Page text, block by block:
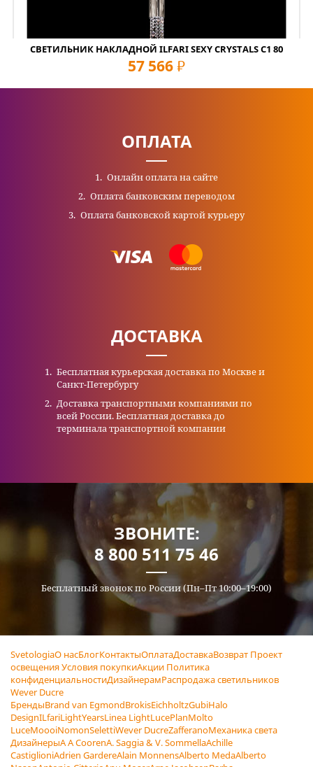
СВЕТИЛЬНИК НАКЛАДНОЙ ILFARI SEXY CRYSTALS C1 80
57 566 руб
ОПЛАТА
Онлайн оплата на сайте
Оплата банковским переводом
Оплата банковской картой курьеру
ДОСТАВКА
Бесплатная курьерская доставка по Москве и
Санкт-Петербургу
Доставка транспортными компаниями по
всей России. Бесплатная доставка до
терминала транспортной компании
ЗВОНИТЕ:
8 800 511 75 46
Бесплатный звонок по России (Пн–Пт 10:00–19:00)
SvetologiaО насБлогКонтактыОплатаДоставкаВозврат Проект
освещенияУсловия покупкиАкции Политика
конфиденциальностиДизайнерамРаспродажа светильников
Wever Ducre
БрендыBrand van EgmondBrokisEichholtzGubiHalo
DesignILfariLightYearsLinea LightLucePlanMolto
LuceMoooiNomonSelettiWever DucreZafferanoМеханика света
ДизайнерыA A CoorenA. Saggia & V. SommellaAchille
CastiglioniAdrien GardereAlain MonnensAlberto MedaAlberto